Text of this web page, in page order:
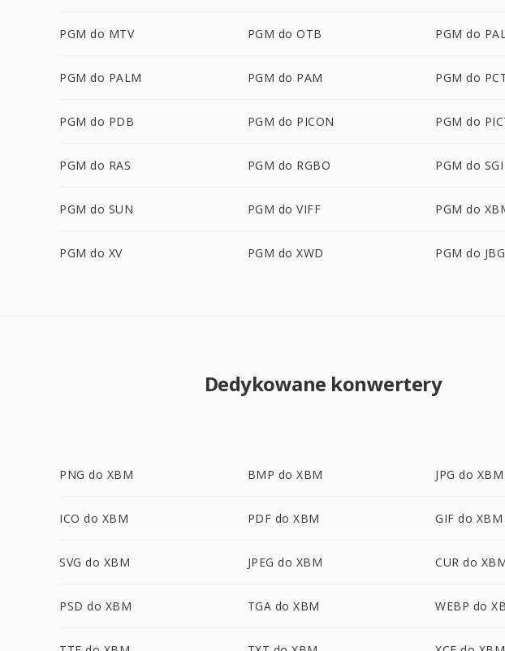
PGM do MTV PGM do OTB PGM do
PGM do PALM PGM do PAM PGM do
PGM do PDB PGM do PICON PGM do
PGM do RAS PGM do RGBO PGM do SGI
PGM do SUN PGM do VIFF PGM do
PGM do XV PGM do XWD PGM do JBG
Dedykowane konwertery
PNG do XBM BMP do XBM JPG do XBM
ICO do XBM PDF do XBM GIF do XBM
SVG do XBM JPEG do XBM CUR do
PSD do XBM TGA do XBM WEBP do